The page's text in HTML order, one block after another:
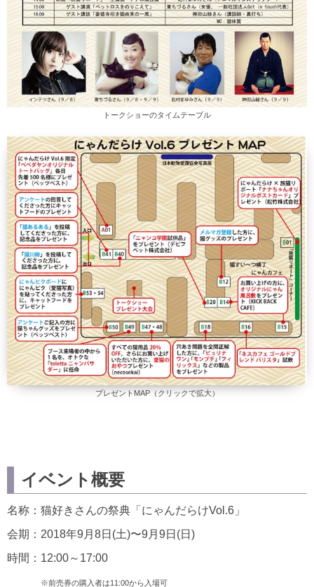
トークショーのタイムテーブル
プレゼントMAP（クリックで拡大）
イベント概要
名称：猫好きさんの祭典「にゃんだらけVol.6」
会期：2018年9月8日(土)〜9月9日(日)
時間：12:00～17:00
※前売券の購入者は11:00から入場可